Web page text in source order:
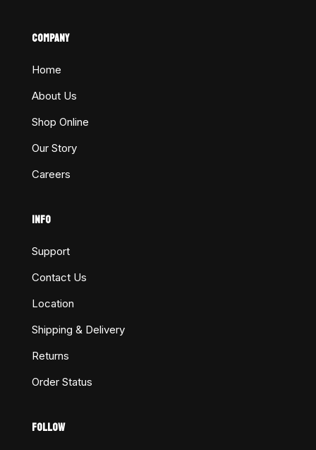
COMPANY
Home
About Us
Shop Online
Our Story
Careers
INFO
Support
Contact Us
Location
Shipping & Delivery
Returns
Order Status
FOLLOW